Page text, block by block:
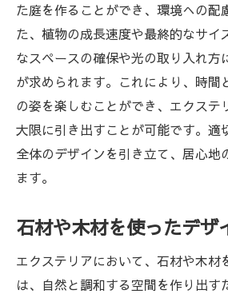
た庭を作ることができ、環境への配
た、植物の成長速度や最終的なサイ
なスペースの確保や光の取り入れ方
が求められます。これにより、時間
の姿を楽しむことができ、エクステ
大限に引き出すことが可能です。適
全体のデザインを引き立て、居心地
ます。
石材や木材を使ったデザ
エクステリアにおいて、石材や木材
は、自然と調和する空間を作り出す